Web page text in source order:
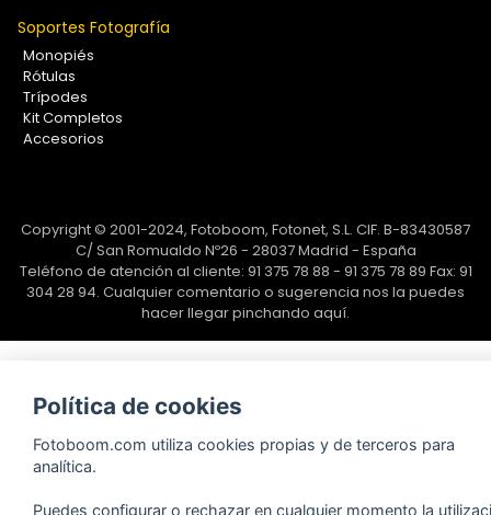
Soportes Fotografía
Monopiés
Rótulas
Trípodes
Kit Completos
Accesorios
Copyright © 2001-2024, Fotoboom, Fotonet, S.L. CIF. B-83430587
C/ San Romualdo Nº26 - 28037 Madrid - España
Teléfono de atención al cliente: 91 375 78 88 - 91 375 78 89 Fax: 91
304 28 94. Cualquier comentario o sugerencia nos la puedes
hacer llegarpinchando aquí.
Política de cookies
Fotoboom.com utiliza cookies propias y de terceros para
analítica.
Puedes configurar o rechazar en cualquier momento la